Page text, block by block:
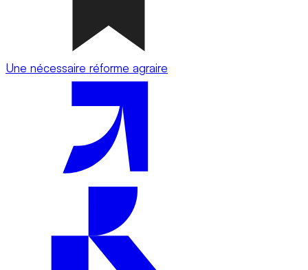
Une nécessaire réforme agraire